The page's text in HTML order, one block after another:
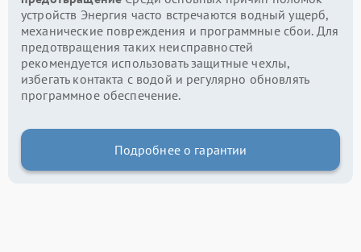
устройств Энергия часто встречаются водный ущерб,
механические повреждения и программные сбои. Для
предотвращения таких неисправностей
рекомендуется использовать защитные чехлы,
избегать контакта с водой и регулярно обновлять
программное обеспечение.
Подробнее о гарантии